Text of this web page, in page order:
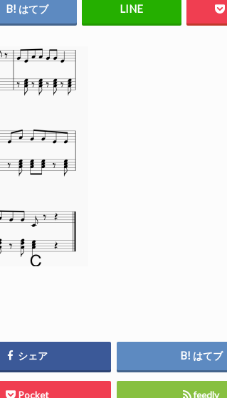
はてブ
シェア はてブ
Pocket feedly